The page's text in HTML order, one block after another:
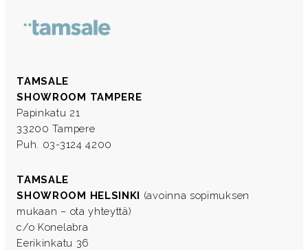
TAMSALE
SHOWROOM TAMPERE
Papinkatu 21
33200 Tampere
Puh. 03-3124 4200
TAMSALE
SHOWROOM HELSINKI (avoinna sopimuksen
mukaan – ota yhteyttä)
c/o Konelabra
Eerikinkatu 36